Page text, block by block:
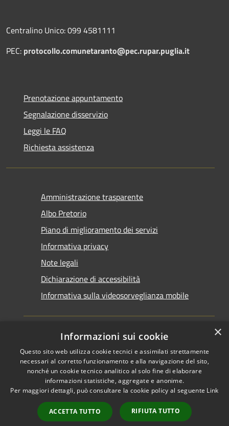
Centralino Unico: 099 4581111
PEC: protocollo.comunetaranto@pec.rupar.puglia.it
Prenotazione appuntamento
Segnalazione disservizio
Leggi le FAQ
Richiesta assistenza
Amministrazione trasparente
Albo Pretorio
Piano di miglioramento dei servizi
Informativa privacy
Note legali
Dichiarazione di accessibilità
Informativa sulla videosorveglianza mobile
RSS
Accessibilità
Cookie
Mappa del sito
Area riservata del
Copyright © 2026 • Comune di
Taranto • Powered by
Municipium•Accesso
redazione
×
Informazioni sui cookie
Questo sito web utilizza cookie tecnici e assimilati strettamente
necessari al corretto funzionamento e alla navigazione del sito,
nonché un cookie tecnico analitico al solo fine di elaborare
informazioni statistiche, aggregate e anonime.
Per maggiori dettagli, può consultare la cookie policy al seguente Link
ACCETTA TUTTO RIFIUTA TUTTO